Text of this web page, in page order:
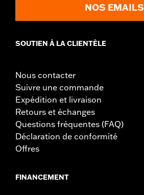
NOS EMAILS
SOUTIEN À LA CLIENTÈLE
Nous contacter
Suivre une commande
Expédition et livraison
Retours et échanges
Questions fréquentes (FAQ)
Déclaration de conformité
Offres
FINANCEMENT